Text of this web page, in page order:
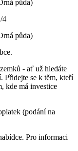
půda)
4
půda)
- ať už hledáte
Přidejte se k těm, kteří
kde má investice
(podání na
Pro informaci